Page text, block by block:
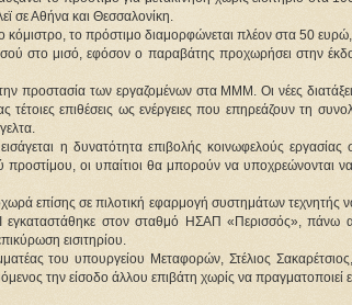
σε Αθήνα και Θεσσαλονίκη.
κόμιστρο, το πρόστιμο διαμορφώνεται πλέον στα 50
στο μισό, εφόσον ο παραβάτης προχωρήσει στην
στην προστασία των εργαζομένων στα ΜΜΜ. Οι νέες
τέτοιες επιθέσεις ως ενέργειες που επηρεάζουν τη
η δυνατότητα επιβολής κοινωφελούς
προστίμου, οι υπαίτιοι θα μπορούν να υποχρεώνονται
επίσης σε πιλοτική εφαρμογή συστημάτων τεχνητής
εγκαταστάθηκε στον σταθμό ΗΣΑΠ «Περισσός», πάνω
εισιτηρίου.
του υπουργείου Μεταφορών, Στέλιος
την είσοδο άλλου επιβάτη χωρίς να πραγματοποιεί